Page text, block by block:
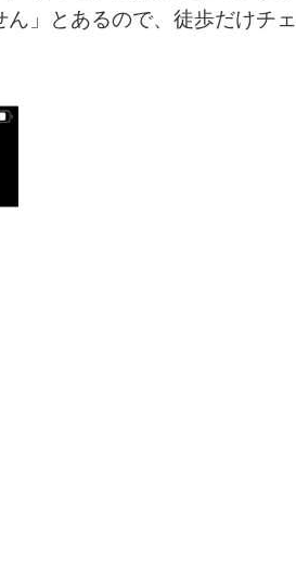
」とあるので、徒歩だけチェ